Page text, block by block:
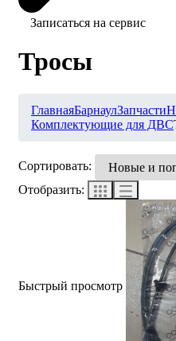
Записаться на сервис
Тросы
ГлавнаяБарнаулЗапчасти
Комплектующие для ДВС
Сортировать:
Отобразить:
Быстрый просмотр